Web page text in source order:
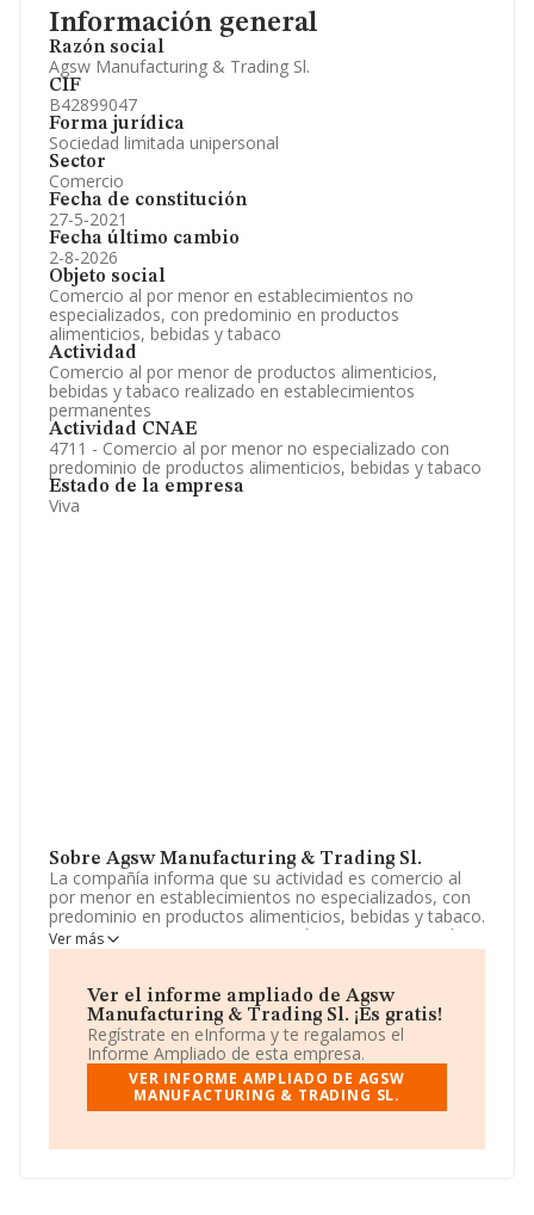
Información general
Razón social
Agsw Manufacturing & Trading Sl.
CIF
B42899047
Forma jurídica
Sociedad limitada unipersonal
Sector
Comercio
Fecha de constitución
27-5-2021
Fecha último cambio
2-8-2026
Objeto social
Comercio al por menor en establecimientos no
especializados, con predominio en productos
alimenticios, bebidas y tabaco
Actividad
Comercio al por menor de productos alimenticios,
bebidas y tabaco realizado en establecimientos
permanentes
Actividad CNAE
4711 - Comercio al por menor no especializado con
predominio de productos alimenticios, bebidas y tabaco
Estado de la empresa
Viva
Sobre Agsw Manufacturing & Trading Sl.
La compañía informa que su actividad es comercio al
por menor en establecimientos no especializados, con
predominio en productos alimenticios, bebidas y tabaco.
La empresa aparece inscrita en el Registro Mercantil
como Sociedad Limitada. Su CNAE corresponde a 4711
no especializados, con predominio en productos
alimenticios, bebidas y tabaco'. La compañía no tiene
actividad en mercados exteriores.
La sociedadAgsw Manufacturing & Trading S.L
con número de identificación fiscal B42899047, está
situada en Calle Bernardo Atxaga núm. 2 Ch 16, (28521),
Ver más
Ver el informe ampliado de Agsw
Manufacturing & Trading Sl. ¡Es gratis!
Regístrate en eInforma y te regalamos el
Informe Ampliado de esta empresa.
VER INFORME AMPLIADO DE AGSW
MANUFACTURING & TRADING SL.
Información oficial y registral complementaria.